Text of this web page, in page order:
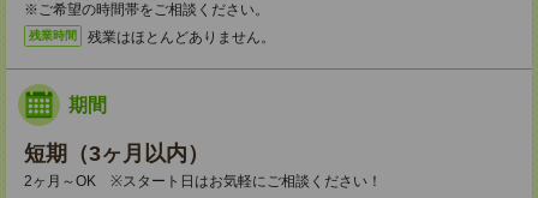
※ご希望の時間帯をご相談ください。
残業時間 残業はほとんどありません。
期間
短期（3ヶ月以内）
2ヶ月～OK ※スタート日はお気軽にご相談ください！